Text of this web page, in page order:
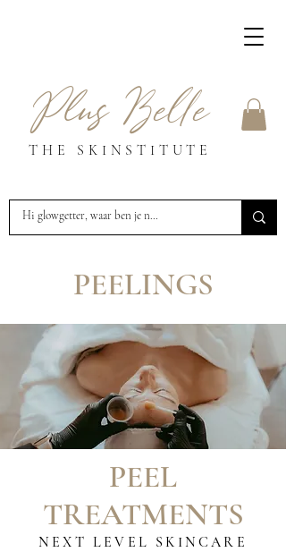
Plus Belle
THE SKINSTITUTE
PEELINGS
PEEL
TREATMENTS
NEXT LEVEL SKINCARE